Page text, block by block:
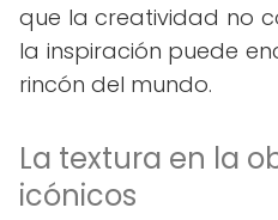
que la creatividad no
la inspiración puede
rincón del mundo.
La textura en la
icónicos